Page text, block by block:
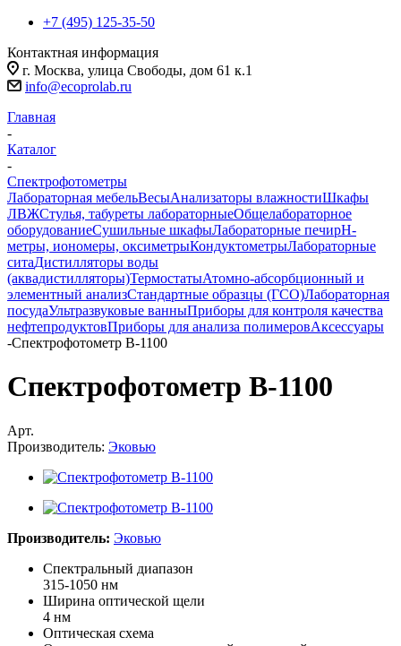
+7 (495) 125-35-50
Контактная информация
г. Москва, улица Свободы, дом 61 к.1
info@ecoprolab.ru
Главная
-
Каталог
-
Спектрофотометры
Лабораторная мебельВесыАнализаторы влажностиШкафы
ЛВЖСтулья, табуреты лабораторныеОбщелабораторное
оборудованиеСушильные шкафыЛабораторные печиpH-
метры, иономеры, оксиметрыКондуктометрыЛабораторные
ситаДистилляторы воды
(аквадистилляторы)ТермостатыАтомно-абсорбционный и
элементный анализСтандартные образцы (ГСО)Лабораторная
посудаУльтразвуковые ванныПриборы для контроля качества
нефтепродуктовПриборы для анализа полимеровАксессуары
-Спектрофотометр В-1100
Спектрофотометр В-1100
Арт.
Производитель: Эковью
Производитель: Эковью
Спектральный диапазон
315-1050 нм
Ширина оптической щели
4 нм
Оптическая схема